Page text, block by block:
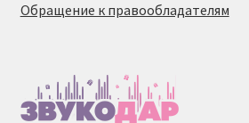
Обращение к правообладателям